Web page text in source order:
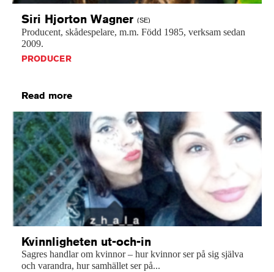
Siri Hjorton Wagner (SE)
Producent, skådespelare, m.m. Född 1985, verksam sedan
2009.
PRODUCER
Read more
Kvinnligheten ut-och-in
Sagres handlar om kvinnor – hur kvinnor ser på sig själva
och varandra, hur samhället ser på...